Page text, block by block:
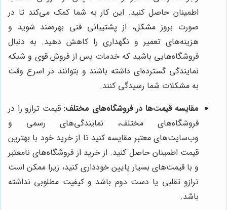
اطمینان حاصل کنید. این کار به شما کمک می‌کند تا در
صورت بروز مشکل، از پشتیبانی فنی بهره‌مند شوید و
هزینه‌های تعمیر و نگهداری را کاهش دهید. به دنبال
فروشگاه‌هایی باشید که خدمات پس از فروش قوی و شبکه
نمایندگی گسترده‌ای داشته باشند و بتوانند در اسرع وقت
به مشکلات شما رسیدگی کنند.
مقایسه قیمت‌ها در فروشگاه‌های مختلف: قیمت ترازو را در
فروشگاه‌های مختلف، نمایندگی‌های رسمی و
وب‌سایت‌های معتبر مقایسه کنید تا از خرید خود با بهترین
قیمت اطمینان حاصل کنید. از خرید از فروشگاه‌های نامعتبر
و با قیمت‌های بسیار پایین خودداری کنید، زیرا ممکن است
ترازو تقلبی یا دست دوم باشد و کیفیت مطلوبی نداشته
باشد.